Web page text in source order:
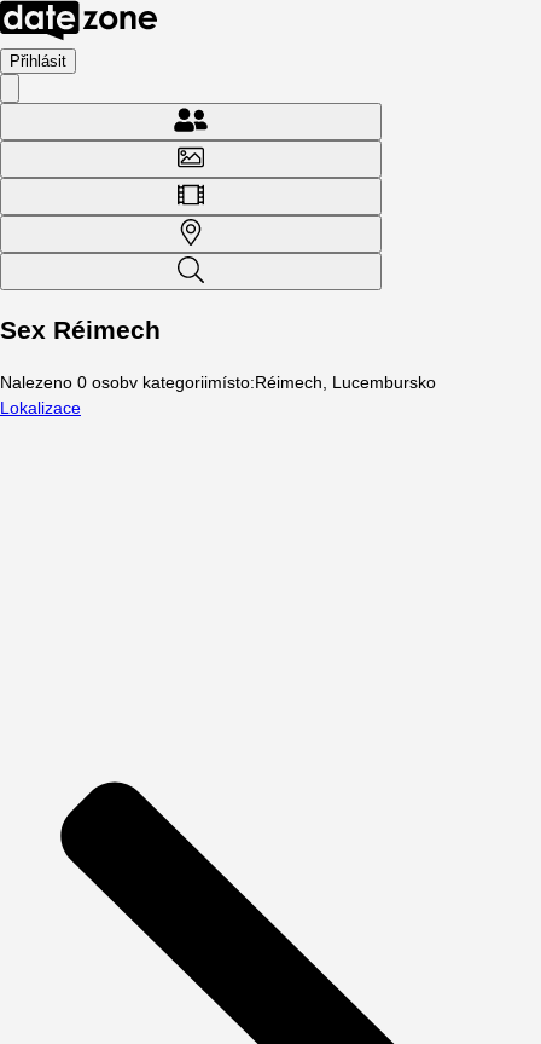
Přihlásit
Sex Réimech
Nalezeno 0 osobv kategoriimísto:Réimech, Lucembursko
Lokalizace